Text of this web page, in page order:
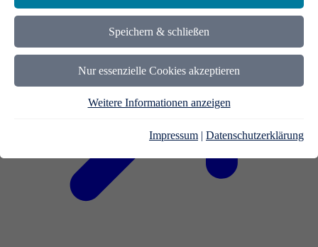
Speichern & schließen
Nur essenzielle Cookies akzeptieren
Weitere Informationen anzeigen
Impressum | Datenschutzerklärung